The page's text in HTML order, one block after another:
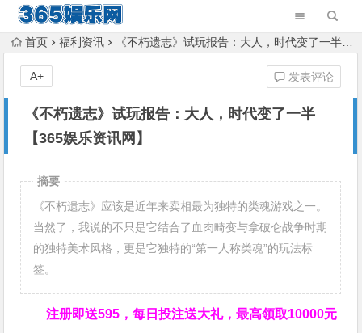
首页 福利资讯 《不朽遗志》试玩报告：大人，时代变了一半【365娱乐资讯网】
《不朽遗志》试玩报告：大人，时代变了一半
【365娱乐资讯网】
发表评论
A+
摘要
《不朽遗志》应该是近年来卖相最为独特的类魂游戏之一。
当然了，我说的不只是它结合了血肉畸变与拿破仑战争时期
的独特美术风格，更是它独特的“第一人称类魂”的玩法标
签。
注册即送595，每日投注送大礼，最高领取10000元